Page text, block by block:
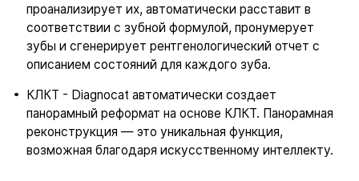
проанализирует их, автоматически расставит в
соответствии с зубной формулой, пронумерует
зубы и сгенерирует рентгенологический отчет с
описанием состояний для каждого зуба.
КЛКТ - Diagnocat автоматически создает
панорамный реформат на основе КЛКТ. Панорамная
реконструкция — это уникальная функция,
возможная благодаря искусственному интеллекту.